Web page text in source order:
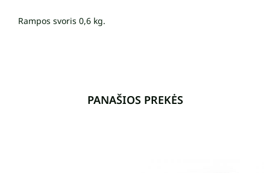
Rampos svoris 0,6 kg.
PANAŠIOS PREKĖS